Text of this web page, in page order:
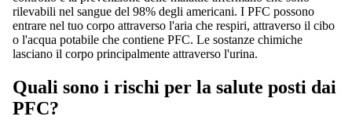
rilevabili nel sangue del 98% degli americani. I PFC possono
entrare nel tuo corpo attraverso l'aria che respiri, attraverso il cibo
o l'acqua potabile che contiene PFC. Le sostanze chimiche
lasciano il corpo principalmente attraverso l'urina.
Quali sono i rischi per la salute posti dai
PFC?